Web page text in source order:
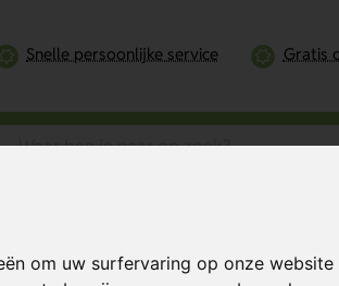
om uw surfervaring op onze
Snelle persoonlijke service Gratis
Bereken mijn